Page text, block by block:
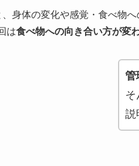
身体の変化や感覚・食べ物
は食べ物への向き合い方が変
管
そ
説